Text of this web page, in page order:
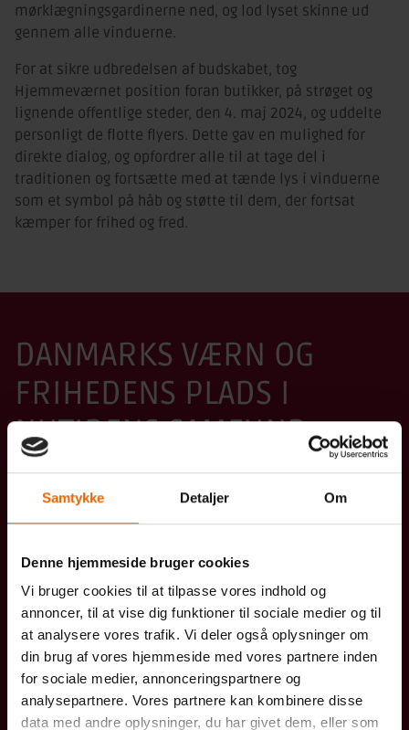
Samtykke Detaljer Om
Denne hjemmeside bruger cookies
Vi bruger cookies til at tilpasse vores indhold og
annoncer, til at vise dig funktioner til sociale medier og til
at analysere vores trafik. Vi deler også oplysninger om
din brug af vores hjemmeside med vores partnere inden
for sociale medier, annonceringspartnere og
analysepartnere. Vores partnere kan kombinere disse
data med andre oplysninger, du har givet dem, eller som
mørklægningsgardinerne ned, og lod lyset skinne ud
gennem alle vinduerne.
For at sikre udbredelsen af budskabet, tog
Hjemmeværnet position foran butikker, på strøget og
lignende offentlige steder, den 4. maj 2024, og uddelte
personligt de flotte flyers. Dette gav en mulighed for
direkte dialog, og opfordrer alle til at tage del i
traditionen og fortsætte med at tænde lys i vinduerne
som et symbol på håb og støtte til dem, der fortsat
kæmper for frihed og fred.
DANMARKS VÆRN OG
FRIHEDENS PLADS I
NUTIDENS SAMFUND
I 75 ÅR HAR HJEMMEVÆRNSSOLDATER VÆRNET
OM DANMARK
forsvare landet mod ydre fjender. Efter den kolde krig
blev fokus rettet mod at støtte Forsvaret, samfundet og
politiet med opgaver som bevogtning af vital
infrastruktur, eftersøgninger og støtte ved
nødsituationer som stormflod og snestorm.
Opgaverne bliver udført med grundig militær
uddannelse og i takt med udviklingen.